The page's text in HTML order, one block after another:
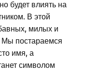
будет влиять на
В этой
милых и
Мы постараемся
имя, а
символом